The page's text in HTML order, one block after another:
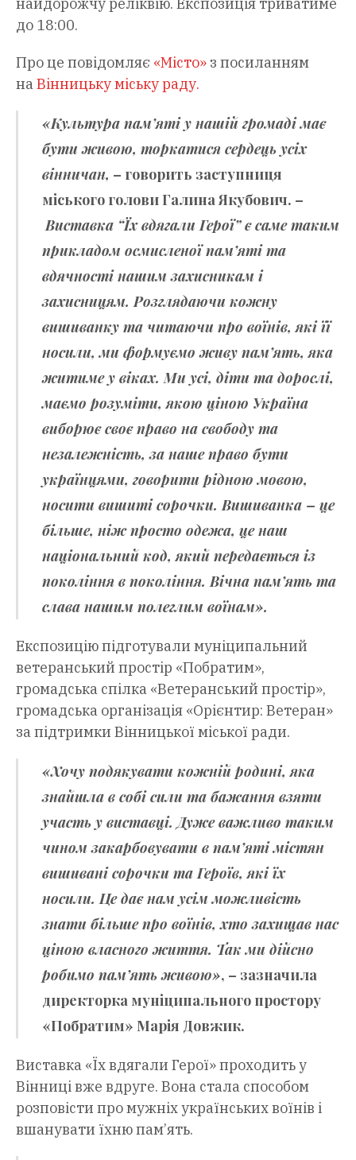
найдорожчу реліквію. Експозиція триватиме
до 18:00.
Про це повідомляє «Місто» з посиланням
наВінницьку міську раду.
«Культура пам’яті у нашій громаді має
бути живою, торкатися сердець усіх
вінничан, – говорить заступниця
міського голови Галина Якубович. –
Виставка “Їх вдягали Герої” є саме таким
прикладом осмисленої пам’яті та
вдячності нашим захисникам і
захисницям. Розглядаючи кожну
вишиванку та читаючи про воїнів, які її
носили, ми формуємо живу пам’ять, яка
житиме у віках. Ми усі, діти та дорослі,
маємо розуміти, якою ціною Україна
виборює своє право на свободу та
незалежність, за наше право бути
українцями, говорити рідною мовою,
носити вишиті сорочки. Вишиванка – це
більше, ніж просто одежа, це наш
національний код, який передається із
покоління в покоління. Вічна пам’ять та
слава нашим полеглим воїнам».
Експозицію підготували муніципальний
ветеранський простір «Побратим»,
громадська спілка «Ветеранський простір»,
громадська організація «Орієнтир: Ветеран»
за підтримки Вінницької міської ради.
«Хочу подякувати кожній родині, яка
знайшла в собі сили та бажання взяти
участь у виставці. Дуже важливо таким
чином закарбовувати в пам’яті містян
вишивані сорочки та Героїв, які їх
носили. Це дає нам усім можливість
знати більше про воїнів, хто захищав нас
ціною власного життя. Так ми дійсно
робимо пам’ять живою», – зазначила
директорка муніципального простору
«Побратим» Марія Довжик.
Виставка «Їх вдягали Герої» проходить у
Вінниці вже вдруге. Вона стала способом
розповісти про мужніх українських воїнів і
вшанувати їхню пам’ять.